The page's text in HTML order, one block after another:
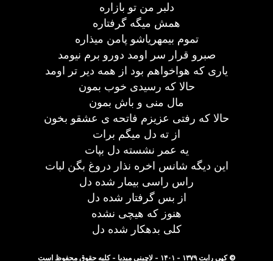
دلبر من تو بازاره
همش میگه گرفتاره
تموم بیمهریاشو پامن میذاره
صبرو قرار سر اومد دورو برم نیومد
یاری که هواخواهم بود از همه دیر تر اومد
حالا که رسیدی خوب بمون
مال منی و باش بمون
حالا که رفتی عزیزم فاتحه ی عشقو بخون
از ته دل میگم برات
یه عمر نشسته دل بپات
این دیگه شانس اخره نذار دروغ بگن لبات
راس راسی بیمار شده دل
از بس گرفتار شده دل
هنوز که هیچی نشده
کلی بدهکار شده دل
© کپی رایت ۱۳۷۹ - ۱۴۰۱ - لاچینی میدیا - کلیه حقوق محفوظ است